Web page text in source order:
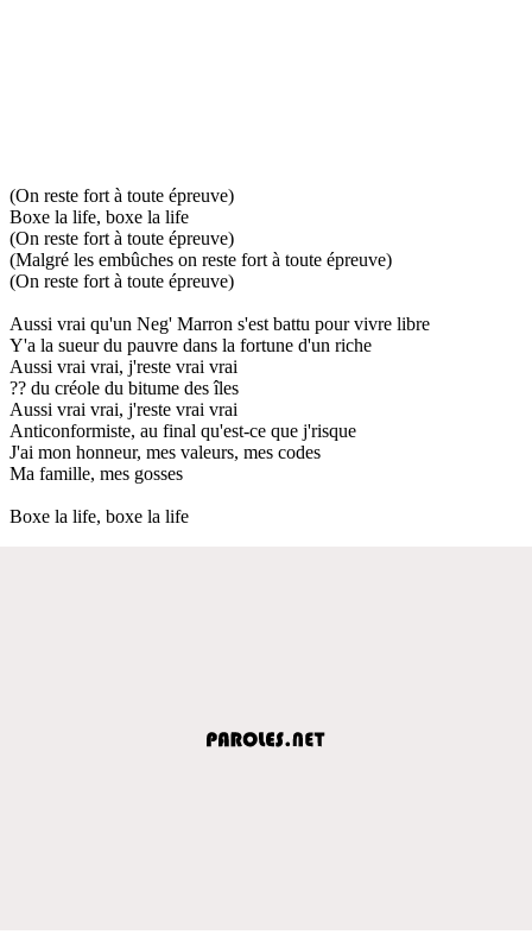
(On reste fort à toute épreuve)
Boxe la life, boxe la life
(On reste fort à toute épreuve)
(Malgré les embûches on reste fort à toute épreuve)
(On reste fort à toute épreuve)
Aussi vrai qu'un Neg' Marron s'est battu pour vivre libre
Y'a la sueur du pauvre dans la fortune d'un riche
Aussi vrai vrai, j'reste vrai vrai
?? du créole du bitume des îles
Aussi vrai vrai, j'reste vrai vrai
Anticonformiste, au final qu'est-ce que j'risque
J'ai mon honneur, mes valeurs, mes codes
Ma famille, mes gosses
Boxe la life, boxe la life